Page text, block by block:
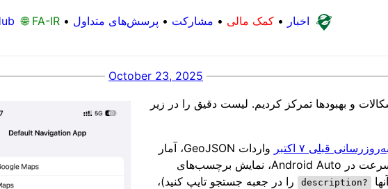
اخبار •کمک مالی • مشارکت • پرسش‌های متداول •
🌐 FA-IR
October 23, 2025
رفع اشکالات و بهبودها تمرکز کردیم. لیست دقیق را در زیر
به‌روزرسانی قبلی ۷ اکتبر
واردات GeoJSON، آمار
ضبط مسیر، نمایش محدودیت سرعت در Android Auto، نمایش برچسب‌های
?description
را در جعبه جستجو تایپ کنید)،